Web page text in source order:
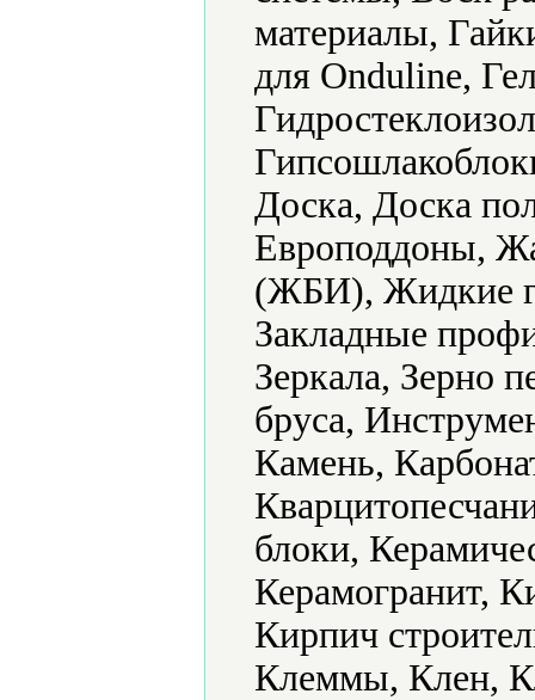
материалы,
для Onduline,
Доска, Доска
Европоддоны,
(ЖБИ), Жидкие
Закладные
Зеркала, Зерно
бруса,
Камень,
блоки,
Керамогранит,
Кирпич
Клеммы, Клен,